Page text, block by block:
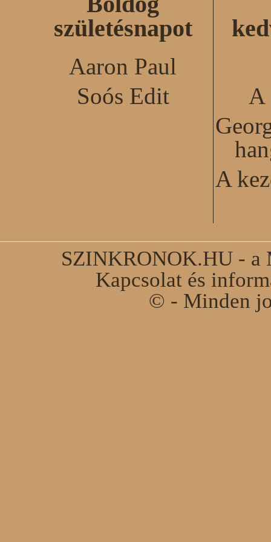
születésnapot
Aaron Paul
Soós Edit
A
A
SZINKRONOK.HU - a
Kapcsolat és
© - Minden